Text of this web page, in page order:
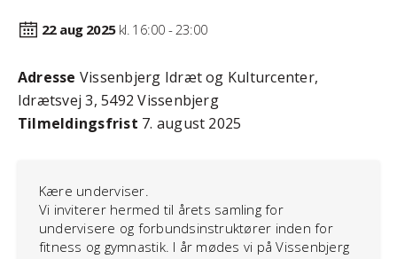
22 aug 2025kl. 16:00 - 23:00
Adresse Vissenbjerg Idræt og Kulturcenter,
Idrætsvej 3, 5492 Vissenbjerg
Tilmeldingsfrist 7. august 2025
Kære underviser.
Vi inviterer hermed til årets samling for
undervisere og forbundsinstruktører inden for
fitness og gymnastik. I år mødes vi på Vissenbjerg